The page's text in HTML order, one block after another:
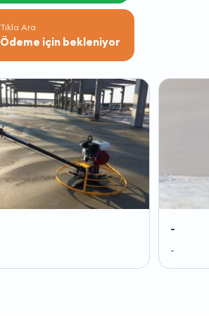
Tıkla Ara
Ödeme için bekleniyor
-
-